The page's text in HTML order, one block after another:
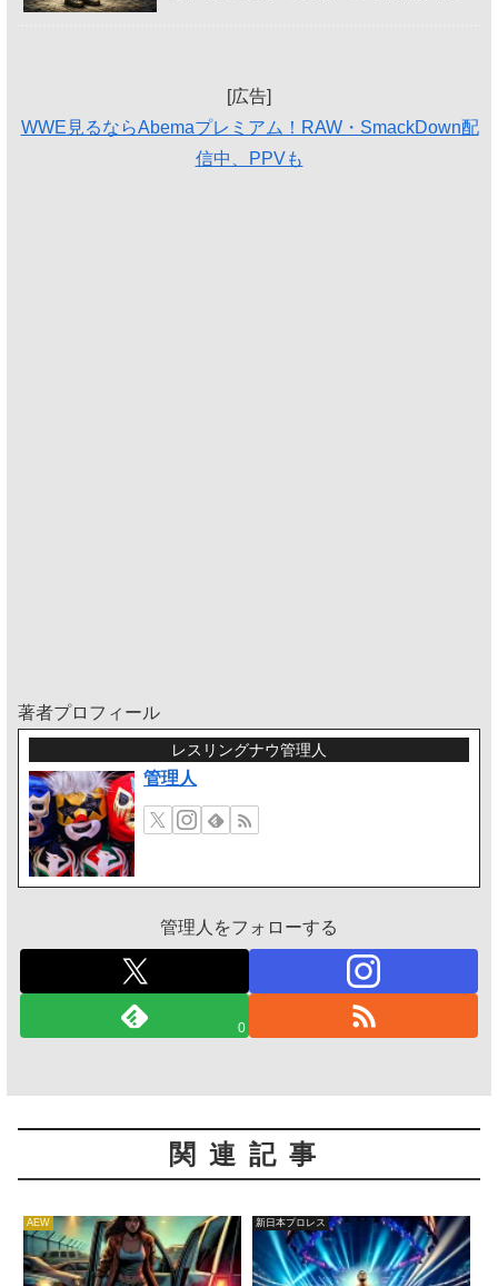
[広告]
WWE見るならAbemaプレミアム！RAW・SmackDown配
信中、PPVも
著者プロフィール
レスリングナウ管理人
管理人
管理人をフォローする
0
関連記事
AEW 新日本プロレス